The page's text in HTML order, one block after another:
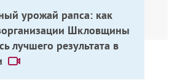
урожай рапса: как
Шкловщины
лучшего результата в